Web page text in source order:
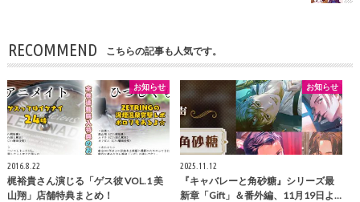
RECOMMEND こちらの記事も人気です。
お知らせ
2016.8.22
梶裕貴さん演じる「ゲス彼 VOL.1 美
山翔」店舗特典まとめ！
お知らせ
2025.11.12
『キャバレーと角砂糖』シリーズ最
新章「Gift」＆番外編、11月19日よ…